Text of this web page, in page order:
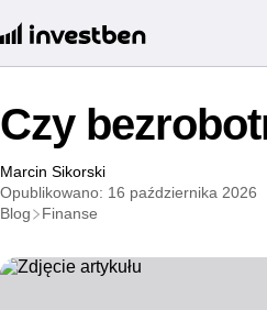
Czy
Marcin Sikorski
Opublikowano: 16 października 2026
Blog
Finanse